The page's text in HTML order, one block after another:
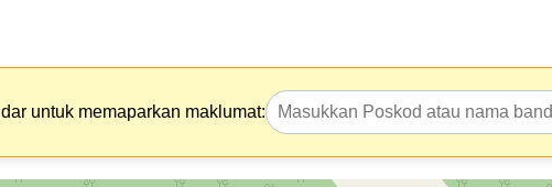
untuk memaparkan maklumat: